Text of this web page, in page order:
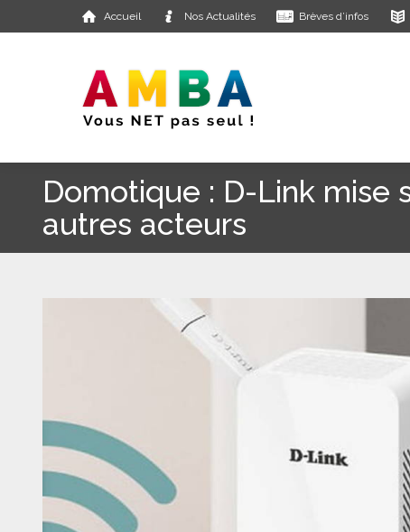
Accueil Nos Actualités Brèves d’infos
Domotique : D-Link mise
autres acteurs